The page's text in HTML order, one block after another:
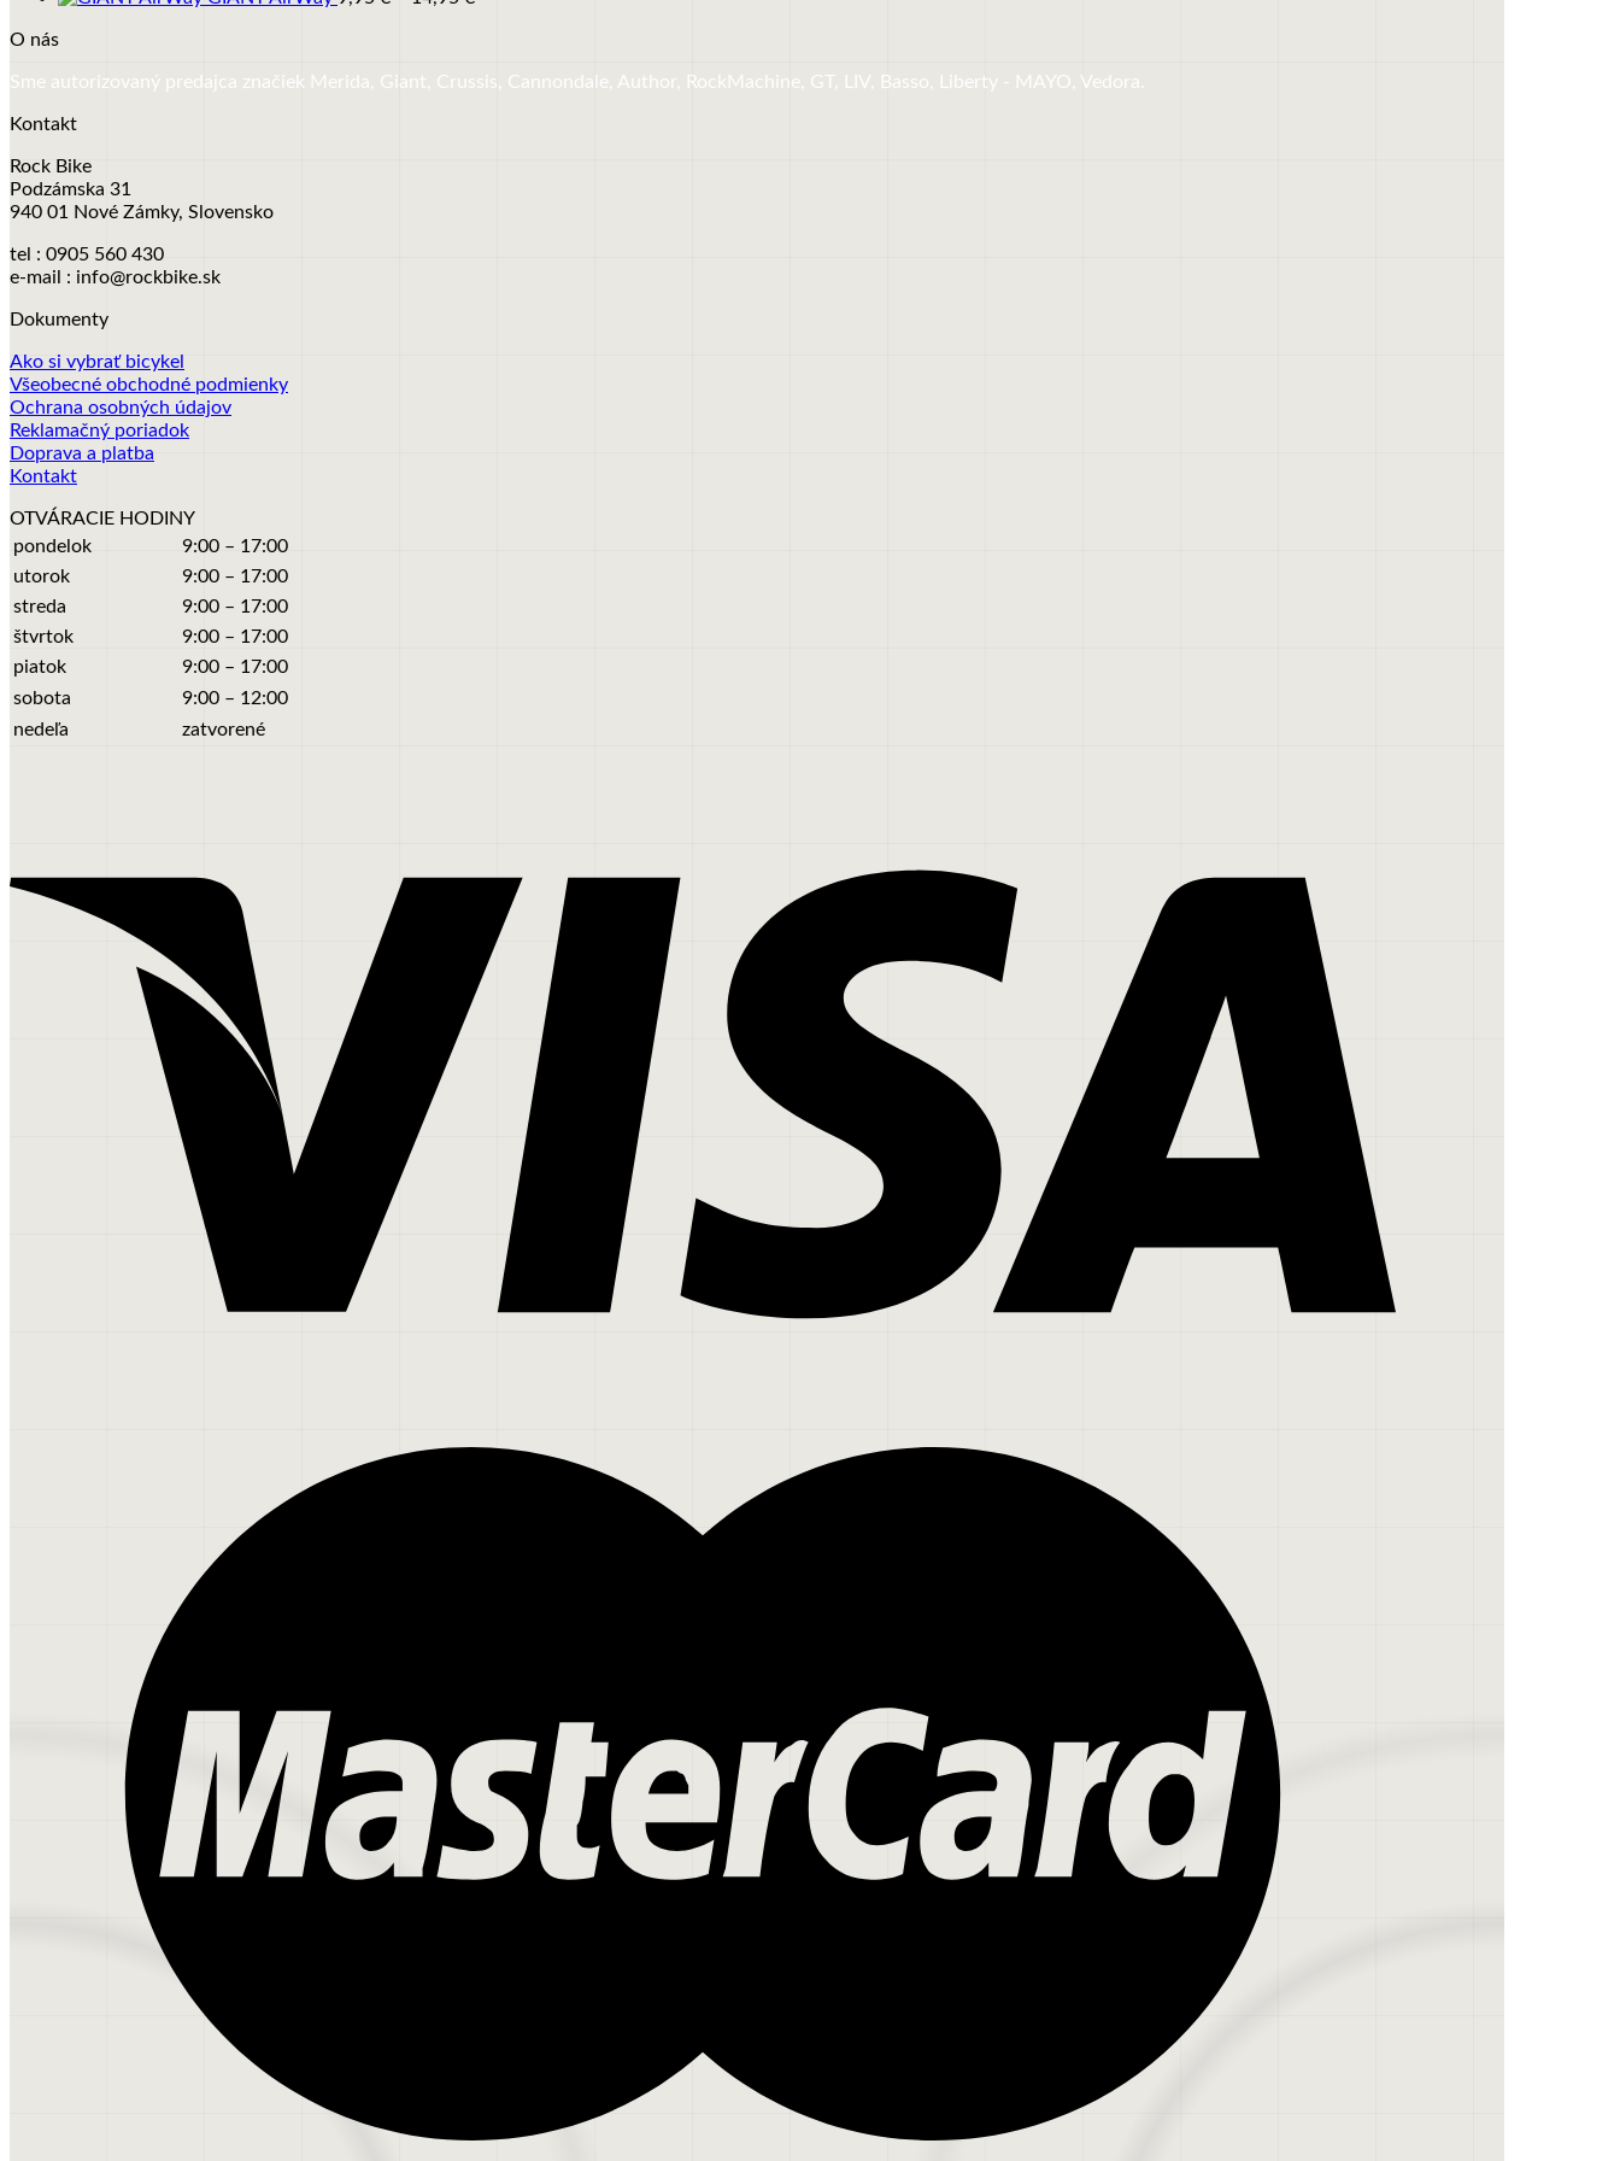
14,95 €
O nás
Sme autorizovaný predajca značiek Merida, Giant, Crussis, Cannondale, Author, RockMachine, GT, LIV, Basso, Liberty - MAYO, Vedora.
Kontakt
Rock Bike
Podzámska 31
940 01 Nové Zámky, Slovensko
tel : 0905 560 430
e-mail : info@rockbike.sk
Dokumenty
Ako si vybrať bicykel
Všeobecné obchodné podmienky
Ochrana osobných údajov
Reklamačný poriadok
Doprava a platba
Kontakt
OTVÁRACIE HODINY
pondelok
9:00 – 17:00
utorok
9:00 – 17:00
streda
9:00 – 17:00
štvrtok
9:00 – 17:00
piatok
9:00 – 17:00
sobota
9:00 – 12:00
nedeľa
zatvorené